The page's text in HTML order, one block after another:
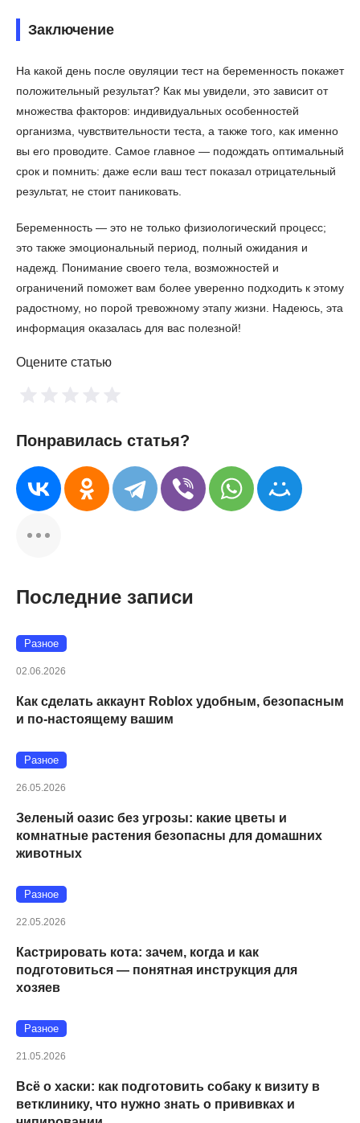
Заключение
На какой день после овуляции тест на беременность покажет
положительный результат? Как мы увидели, это зависит от
множества факторов: индивидуальных особенностей
организма, чувствительности теста, а также того, как именно
вы его проводите. Самое главное — подождать оптимальный
срок и помнить: даже если ваш тест показал отрицательный
результат, не стоит паниковать.
Беременность — это не только физиологический процесс;
это также эмоциональный период, полный ожидания и
надежд. Понимание своего тела, возможностей и
ограничений поможет вам более уверенно подходить к этому
радостному, но порой тревожному этапу жизни. Надеюсь, эта
информация оказалась для вас полезной!
Оцените статью
Понравилась статья?
Последние записи
Разное
02.06.2026
Как сделать аккаунт Roblox удобным, безопасным
и по-настоящему вашим
Разное
26.05.2026
Зеленый оазис без угрозы: какие цветы и
комнатные растения безопасны для домашних
животных
Разное
22.05.2026
Кастрировать кота: зачем, когда и как
подготовиться — понятная инструкция для
хозяев
Разное
21.05.2026
Всё о хаски: как подготовить собаку к визиту в
ветклинику, что нужно знать о прививках и